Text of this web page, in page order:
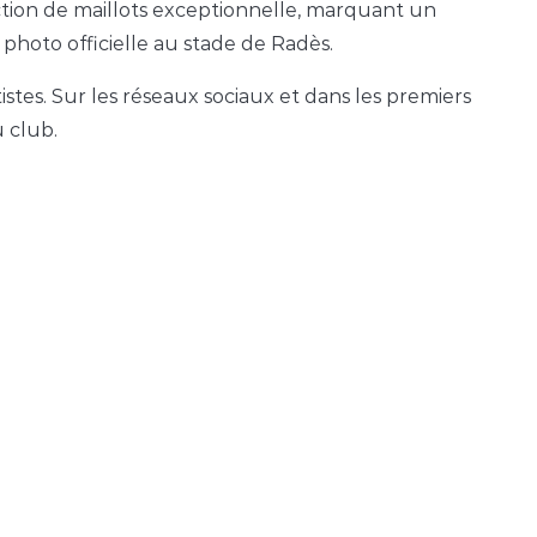
de maillots exceptionnelle, marquant un
officielle au stade de Radès.
Sur les réseaux sociaux et dans les premiers
club.